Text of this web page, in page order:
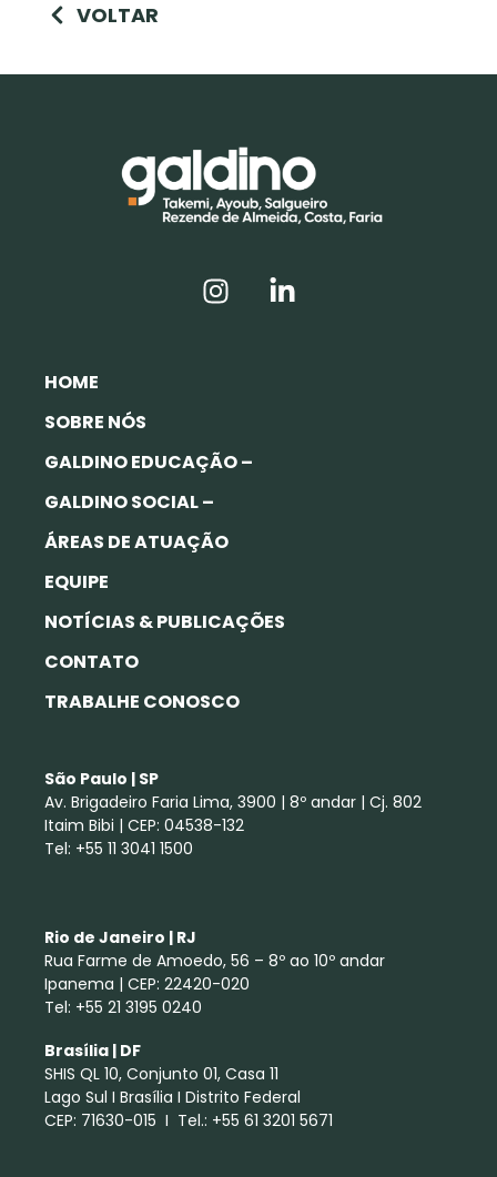
VOLTAR
HOME
SOBRE NÓS
GALDINO EDUCAÇÃO –
GALDINO SOCIAL –
ÁREAS DE ATUAÇÃO
EQUIPE
NOTÍCIAS & PUBLICAÇÕES
CONTATO
TRABALHE CONOSCO
São Paulo | SP
Av. Brigadeiro Faria Lima, 3900 | 8º andar | Cj. 802
Itaim Bibi | CEP: 04538-132
Tel: +55 11 3041 1500
Rio de Janeiro | RJ
Rua Farme de Amoedo, 56 – 8º ao 10º andar
Ipanema | CEP: 22420-020
Tel: +55 21 3195 0240
Brasília | DF
SHIS QL 10, Conjunto 01, Casa 11
Lago Sul I Brasília I Distrito Federal
CEP: 71630-015 I Tel.: +55 61 3201 5671